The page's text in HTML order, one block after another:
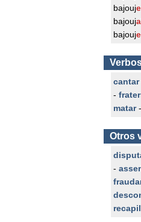
bajouj
bajouj
bajouj
cantar
-
matar-
Otros
-